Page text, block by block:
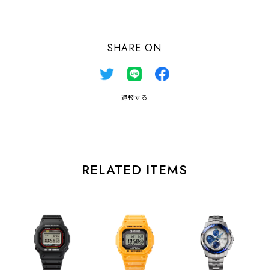
SHARE ON
通報する
RELATED ITEMS